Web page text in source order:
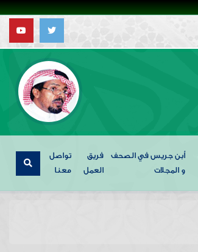
أبن جريس في الصحف
و المجلات
فريق
العمل
تواصل
معنا